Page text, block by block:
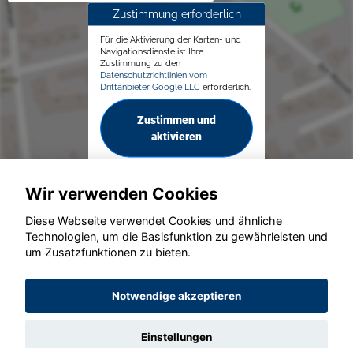
Zustimmung erforderlich
Für die Aktivierung der Karten- und
Navigationsdienste ist Ihre
Zustimmung zu den
Datenschutzrichtlinien vom
Drittanbieter Google LLC erforderlich.
Zustimmen und
aktivieren
© konjunkturmotor.de GmbH 2020 - 2026
Wir verwenden Cookies
Diese Webseite verwendet Cookies und ähnliche
Technologien, um die Basisfunktion zu gewährleisten und
um Zusatzfunktionen zu bieten.
Notwendige akzeptieren
Einstellungen